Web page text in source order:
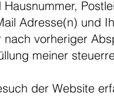
Adresse(n) und
vorheriger
meiner
der Website